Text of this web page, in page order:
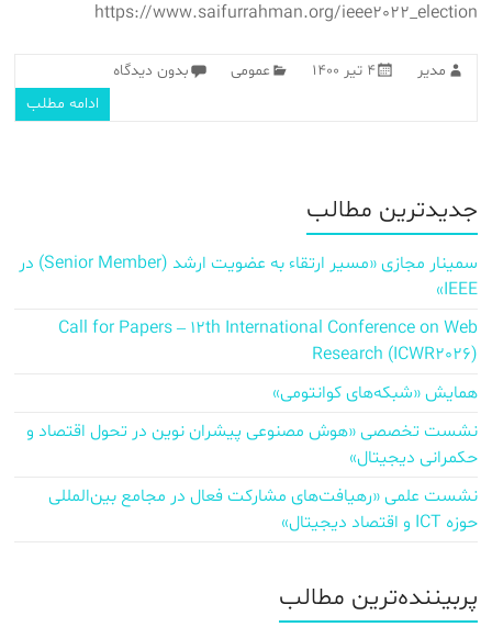
https://www.saifurrahman.org/ieee2022_election
مدیر ۴ تیر ۱۴۰۰ عمومی
بدون دیدگاه
ادامه مطلب
جدیدترین مطالب
سمینار مجازی «مسیر ارتقاء به عضویت ارشد (Senior Member) در
IEEE»
Call for Papers – 12th International Conference on Web
Research (ICWR2026)
همایش «شبکه‌های کوانتومی»
نشست تخصصی «هوش مصنوعی پیشران نوین در تحول اقتصاد و
حکمرانی دیجیتال»
نشست علمی «رهیافت‌های مشارکت فعال در مجامع بین‌المللی
حوزه ICT و اقتصاد دیجیتال»
پربیننده‌ترین مطالب